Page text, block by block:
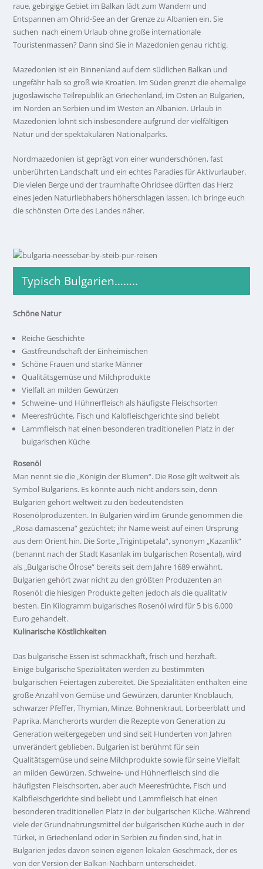
raue, gebirgige Gebiet im Balkan lädt zum Wandern und
Entspannen am Ohrid-See an der Grenze zu Albanien ein. Sie
suchen nach einem Urlaub ohne große internationale
Touristenmassen? Dann sind Sie in Mazedonien genau richtig.
Mazedonien ist ein Binnenland auf dem südlichen Balkan und
ungefähr halb so groß wie Kroatien. Im Süden grenzt die ehemalige
jugoslawische Teilrepublik an Griechenland, im Osten an Bulgarien,
im Norden an Serbien und im Westen an Albanien. Urlaub in
Mazedonien lohnt sich insbesondere aufgrund der vielfältigen
Natur und der spektakulären Nationalparks.
Nordmazedonien ist geprägt von einer wunderschönen, fast
unberührten Landschaft und ein echtes Paradies für Aktivurlauber.
Die vielen Berge und der traumhafte Ohridsee dürften das Herz
eines jeden Naturliebhabers höherschlagen lassen. Ich bringe euch
die schönsten Orte des Landes näher.
Typisch Bulgarien……..
Schöne Natur
Reiche Geschichte
Gastfreundschaft der Einheimischen
Schöne Frauen und starke Männer
Qualitätsgemüse und Milchprodukte
Vielfalt an milden Gewürzen
Schweine- und Hühnerfleisch als häufigste Fleischsorten
Meeresfrüchte, Fisch und Kalbfleischgerichte sind beliebt
Lammfleisch hat einen besonderen traditionellen Platz in der
bulgarischen Küche
Rosenöl
Man nennt sie die „Königin der Blumen“. Die Rose gilt weltweit als
Symbol Bulgariens. Es könnte auch nicht anders sein, denn
Bulgarien gehört weltweit zu den bedeutendsten
Rosenölproduzenten. In Bulgarien wird im Grunde genommen die
„Rosa damascena“ gezüchtet; ihr Name weist auf einen Ursprung
aus dem Orient hin. Die Sorte „Trigintipetala“, synonym „Kazanlik“
(benannt nach der Stadt Kasanlak im bulgarischen Rosental), wird
als „Bulgarische Ölrose“ bereits seit dem Jahre 1689 erwähnt.
Bulgarien gehört zwar nicht zu den größten Produzenten an
Rosenöl; die hiesigen Produkte gelten jedoch als die qualitativ
besten. Ein Kilogramm bulgarisches Rosenöl wird für 5 bis 6.000
Euro gehandelt.
Kulinarische Köstlichkeiten
Das bulgarische Essen ist schmackhaft, frisch und herzhaft.
Einige bulgarische Spezialitäten werden zu bestimmten
bulgarischen Feiertagen zubereitet. Die Spezialitäten enthalten eine
große Anzahl von Gemüse und Gewürzen, darunter Knoblauch,
schwarzer Pfeffer, Thymian, Minze, Bohnenkraut, Lorbeerblatt und
Paprika. Mancherorts wurden die Rezepte von Generation zu
Generation weitergegeben und sind seit Hunderten von Jahren
unverändert geblieben. Bulgarien ist berühmt für sein
Qualitätsgemüse und seine Milchprodukte sowie für seine Vielfalt
an milden Gewürzen. Schweine- und Hühnerfleisch sind die
häufigsten Fleischsorten, aber auch Meeresfrüchte, Fisch und
Kalbfleischgerichte sind beliebt und Lammfleisch hat einen
besonderen traditionellen Platz in der bulgarischen Küche. Während
viele der Grundnahrungsmittel der bulgarischen Küche auch in der
Türkei, in Griechenland oder in Serbien zu finden sind, hat in
Bulgarien jedes davon seinen eigenen lokalen Geschmack, der es
von der Version der Balkan-Nachbarn unterscheidet.